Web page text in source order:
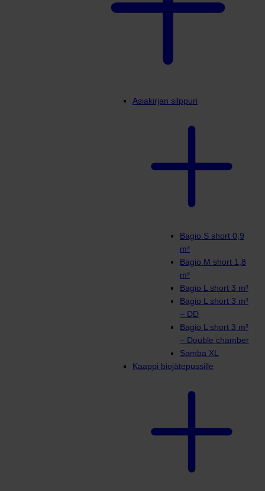
Asiakirjan silppuri
Bagio S short 0,9
m³
Bagio M short 1,8
m³
Bagio L short 3 m³
Bagio L short 3 m³
– DD
Bagio L short 3 m³
– Double chamber
Samba XL
Kaappi biojätepussille